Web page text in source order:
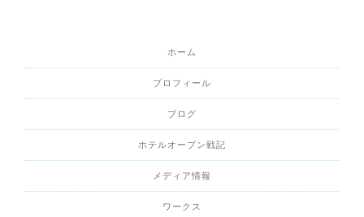
ホーム
プロフィール
ブログ
ホテルオープン戦記
メディア情報
ワークス